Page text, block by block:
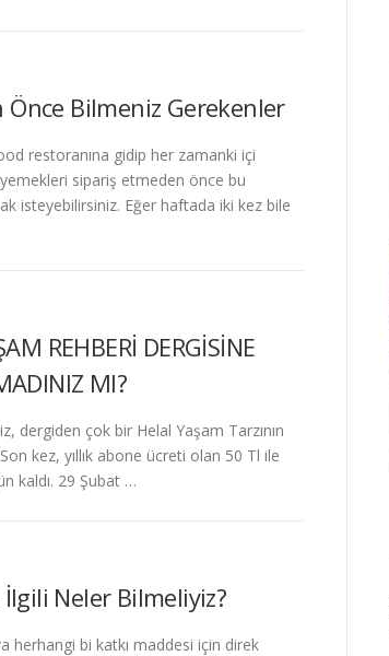
Önce Bilmeniz Gerekenler
restoranına gidip her zamanki içi
sipariş etmeden önce bu
isteyebilirsiniz. Eğer haftada iki kez bile
REHBERİ DERGİSİNE
MI?
dergiden çok bir Helal Yaşam Tarzının
kez, yıllık abone ücreti olan 50 Tl ile
kaldı. 29 Şubat …
Neler Bilmeliyiz?
herhangi bi katkı maddesi için direk